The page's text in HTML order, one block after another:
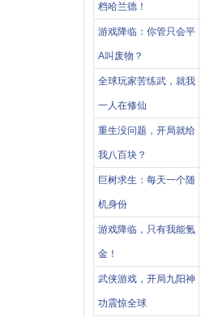
档哈兰德！
游戏降临：你管只会平
A叫废物？
全球玩家苦练武，就我
一人在修仙
重生没问题，开局就给
我八百块？
巨树求生：每天一个随
机身份
游戏降临，只有我能氪
金！
武侠游戏，开局九阳神
功震惊全球